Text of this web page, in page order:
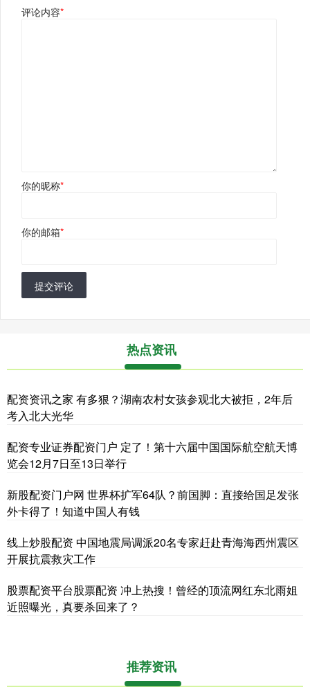
评论内容*
你的昵称*
你的邮箱*
提交评论
热点资讯
配资资讯之家 有多狠？湖南农村女孩参观北大被拒，2年后
考入北大光华
配资专业证券配资门户 定了！第十六届中国国际航空航天博
览会12月7日至13日举行
新股配资门户网 世界杯扩军64队？前国脚：直接给国足发张
外卡得了！知道中国人有钱
线上炒股配资 中国地震局调派20名专家赶赴青海海西州震区
开展抗震救灾工作
股票配资平台股票配资 冲上热搜！曾经的顶流网红东北雨姐
近照曝光，真要杀回来了？
推荐资讯